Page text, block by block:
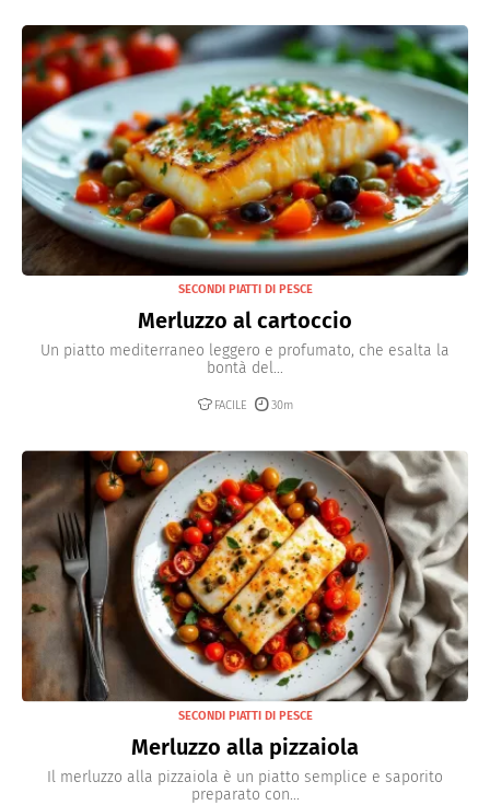
SECONDI PIATTI DI PESCE
Merluzzo al cartoccio
Un piatto mediterraneo leggero e profumato, che esalta la
bontà del...
FACILE 30m
SECONDI PIATTI DI PESCE
Merluzzo alla pizzaiola
Il merluzzo alla pizzaiola è un piatto semplice e saporito
preparato con...